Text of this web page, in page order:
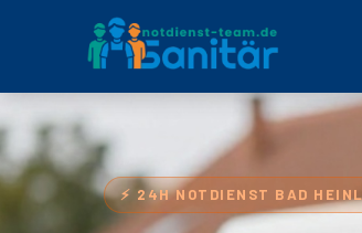
⚡ 24H NOTDIENST BAD